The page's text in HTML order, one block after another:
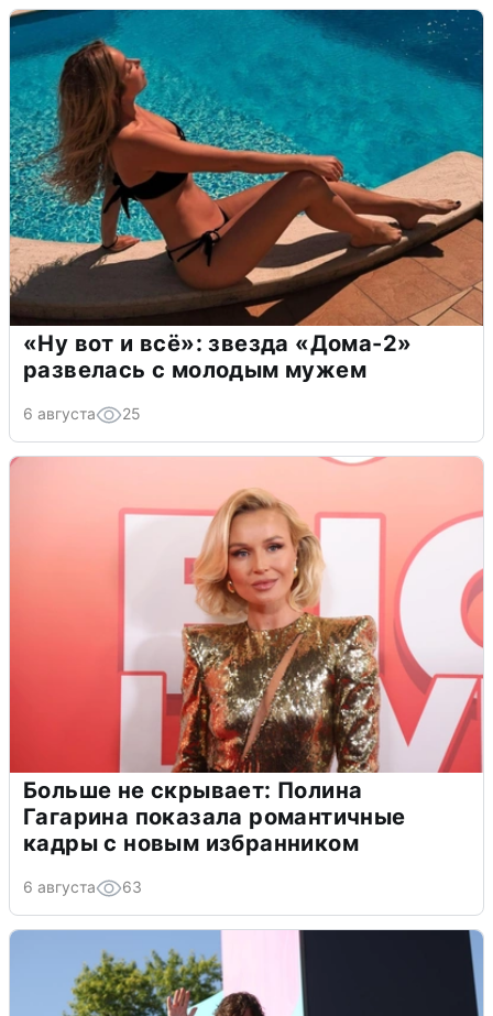
«Ну вот и всё»: звезда «Дома-2»
развелась с молодым мужем
6 августа 25
Больше не скрывает: Полина
Гагарина показала романтичные
кадры с новым избранником
6 августа 63